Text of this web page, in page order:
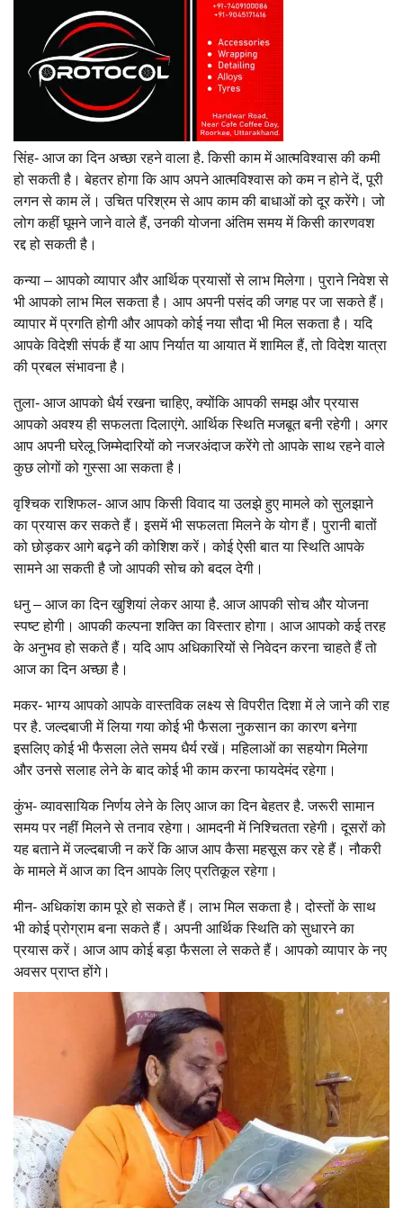
सिंह- आज का दिन अच्छा रहने वाला है. किसी काम में आत्मविश्वास की कमी
हो सकती है। बेहतर होगा कि आप अपने आत्मविश्वास को कम न होने दें, पूरी
लगन से काम लें। उचित परिश्रम से आप काम की बाधाओं को दूर करेंगे। जो
लोग कहीं घूमने जाने वाले हैं, उनकी योजना अंतिम समय में किसी कारणवश
रद्द हो सकती है।
कन्या – आपको व्यापार और आर्थिक प्रयासों से लाभ मिलेगा। पुराने निवेश से
भी आपको लाभ मिल सकता है। आप अपनी पसंद की जगह पर जा सकते हैं।
व्यापार में प्रगति होगी और आपको कोई नया सौदा भी मिल सकता है। यदि
आपके विदेशी संपर्क हैं या आप निर्यात या आयात में शामिल हैं, तो विदेश यात्रा
की प्रबल संभावना है।
तुला- आज आपको धैर्य रखना चाहिए, क्योंकि आपकी समझ और प्रयास
आपको अवश्य ही सफलता दिलाएंगे. आर्थिक स्थिति मजबूत बनी रहेगी। अगर
आप अपनी घरेलू जिम्मेदारियों को नजरअंदाज करेंगे तो आपके साथ रहने वाले
कुछ लोगों को गुस्सा आ सकता है।
वृश्चिक राशिफल- आज आप किसी विवाद या उलझे हुए मामले को सुलझाने
का प्रयास कर सकते हैं। इसमें भी सफलता मिलने के योग हैं। पुरानी बातों
को छोड़कर आगे बढ़ने की कोशिश करें। कोई ऐसी बात या स्थिति आपके
सामने आ सकती है जो आपकी सोच को बदल देगी।
धनु – आज का दिन खुशियां लेकर आया है. आज आपकी सोच और योजना
स्पष्ट होगी। आपकी कल्पना शक्ति का विस्तार होगा। आज आपको कई तरह
के अनुभव हो सकते हैं। यदि आप अधिकारियों से निवेदन करना चाहते हैं तो
आज का दिन अच्छा है।
मकर- भाग्य आपको आपके वास्तविक लक्ष्य से विपरीत दिशा में ले जाने की राह
पर है. जल्दबाजी में लिया गया कोई भी फैसला नुकसान का कारण बनेगा
इसलिए कोई भी फैसला लेते समय धैर्य रखें। महिलाओं का सहयोग मिलेगा
और उनसे सलाह लेने के बाद कोई भी काम करना फायदेमंद रहेगा।
कुंभ- व्यावसायिक निर्णय लेने के लिए आज का दिन बेहतर है. जरूरी सामान
समय पर नहीं मिलने से तनाव रहेगा। आमदनी में निश्चितता रहेगी। दूसरों को
यह बताने में जल्दबाजी न करें कि आज आप कैसा महसूस कर रहे हैं। नौकरी
के मामले में आज का दिन आपके लिए प्रतिकूल रहेगा।
मीन- अधिकांश काम पूरे हो सकते हैं। लाभ मिल सकता है। दोस्तों के साथ
भी कोई प्रोग्राम बना सकते हैं। अपनी आर्थिक स्थिति को सुधारने का
प्रयास करें। आज आप कोई बड़ा फैसला ले सकते हैं। आपको व्यापार के नए
अवसर प्राप्त होंगे।